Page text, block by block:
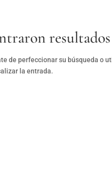
resultados
de perfeccionar su búsqueda o
la entrada.